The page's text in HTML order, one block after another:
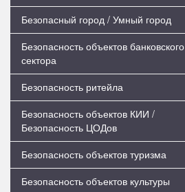
Безопасный город / Умный город
Безопасность объектов банковского
сектора
Безопасность ритейла
Безопасность объектов КИИ /
Безопасность ЦОДов
Безопасность объектов туризма
Безопасность объектов культуры